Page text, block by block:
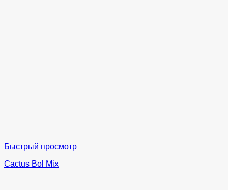
Быстрый просмотр
Cactus Bol Mix